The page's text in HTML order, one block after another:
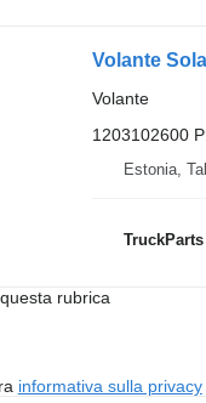
Volante
1203102600
Estonia,
rubrica
informativa sulla privacy